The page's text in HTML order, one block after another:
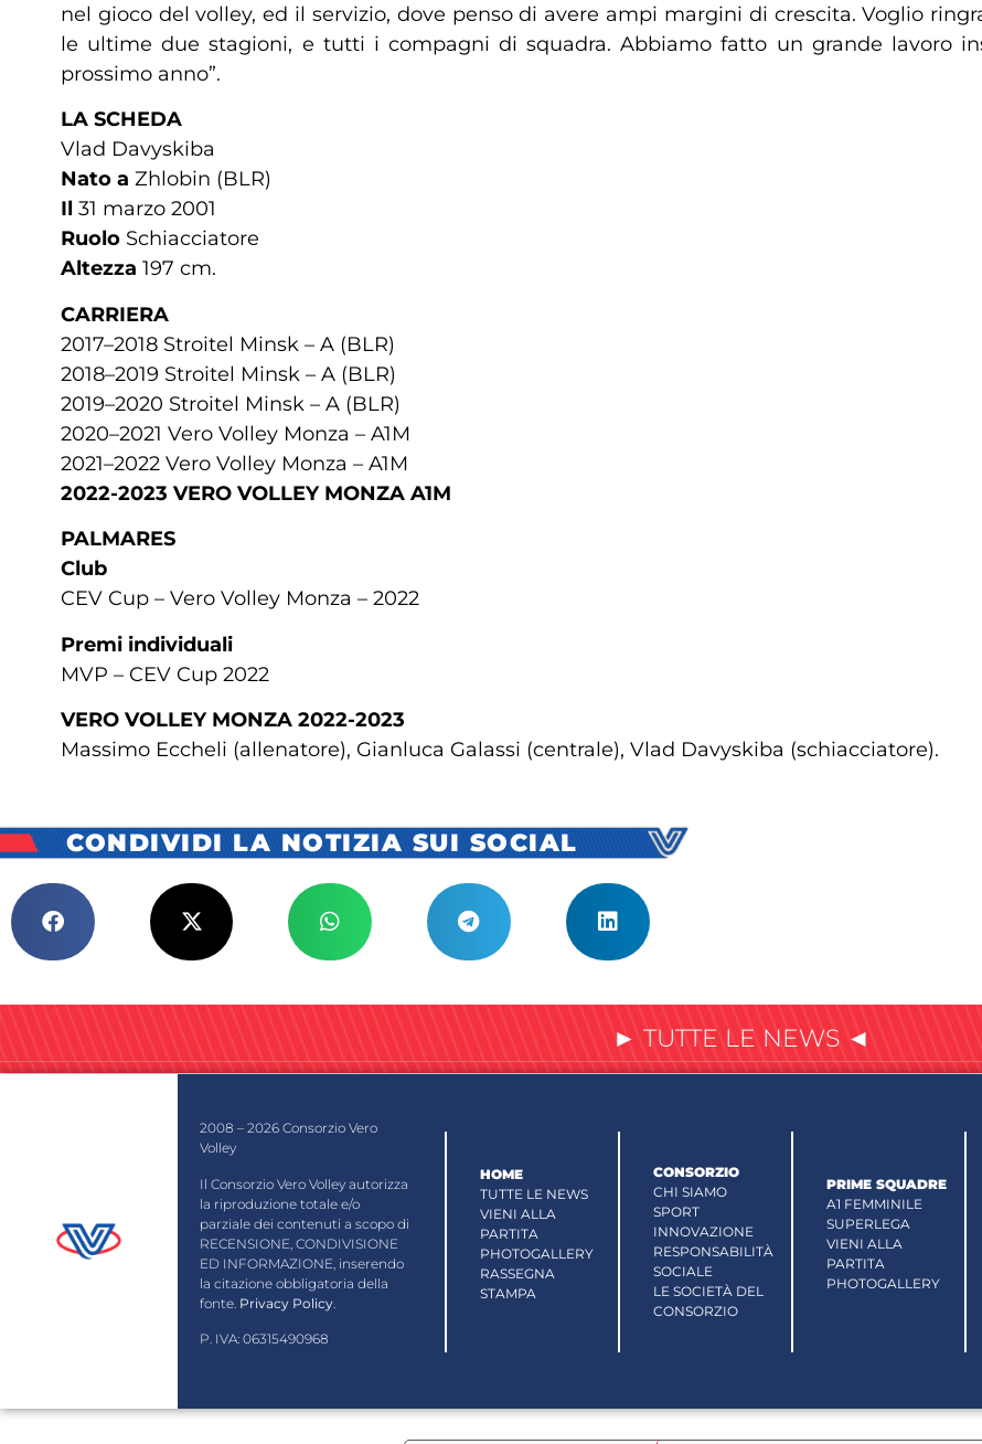
nel gioco del volley, ed il servizio, dove penso di avere ampi margini di crescita. Voglio
le ultime due stagioni, e tutti i compagni di squadra. Abbiamo fatto un grande lavoro
prossimo anno”.
LA SCHEDA
Vlad Davyskiba
Nato a Zhlobin (BLR)
Il 31 marzo 2001
Ruolo Schiacciatore
Altezza 197 cm.
CARRIERA
2017–2018 Stroitel Minsk – A (BLR)
2018–2019 Stroitel Minsk – A (BLR)
2019–2020 Stroitel Minsk – A (BLR)
2020–2021 Vero Volley Monza – A1M
2021–2022 Vero Volley Monza – A1M
2022-2023 VERO VOLLEY MONZA A1M
PALMARES
Club
CEV Cup – Vero Volley Monza – 2022
Premi individuali
MVP – CEV Cup 2022
VERO VOLLEY MONZA 2022-2023
Massimo Eccheli (allenatore), Gianluca Galassi (centrale), Vlad Davyskiba (schiacciatore).
CONDIVIDI LA NOTIZIA SUI SOCIAL
► TUTTE LE NEWS ◄
2008 – 2026 Consorzio Vero
Volley
Il Consorzio Vero Volley autorizza
la riproduzione totale e/o
parziale dei contenuti a scopo di
RECENSIONE, CONDIVISIONE
ED INFORMAZIONE, inserendo
la citazione obbligatoria della
fonte. Privacy Policy
P. IVA: 06315490968
HOME
TUTTE LE NEWS
VIENI ALLA
PARTITA
PHOTOGALLERY
RASSEGNA
STAMPA
CONSORZIO
CHI SIAMO
SPORT
INNOVAZIONE
RESPONSABILITÀ
SOCIALE
LE SOCIETÀ DEL
CONSORZIO
PRIME SQUADRE
A1 FEMMINILE
SUPERLEGA
VIENI ALLA
PARTITA
PHOTOGALLERY